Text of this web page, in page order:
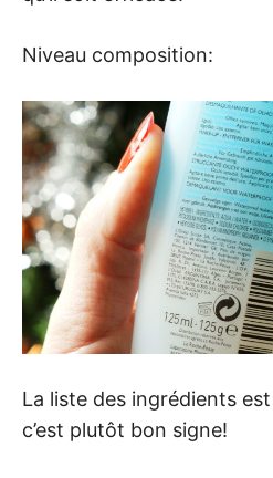
Niveau composition:
La liste des ingrédients
c’est plutôt bon signe!